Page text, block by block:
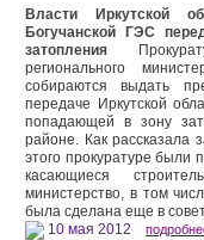
Власти Иркутской
Богучанской ГЭС
затопления
регионального
собираются выдать
передаче Иркутской
попадающей в зону
районе. Как рассказала
этого прокуратуре были
касающиеся
министерство, в том
была сделана еще в
10 мая 2012